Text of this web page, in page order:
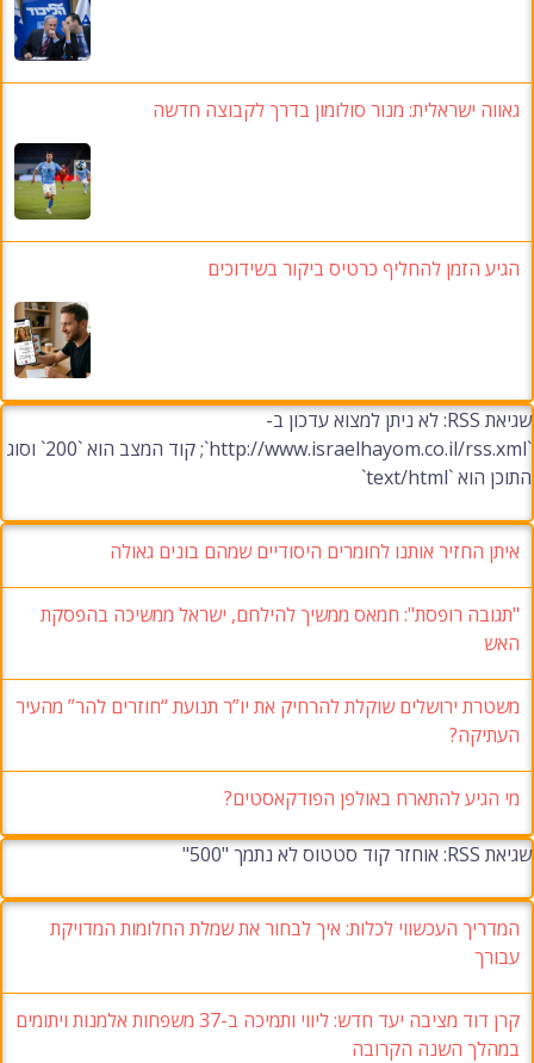
גאווה ישראלית: מנור סולומון בדרך לקבוצה חדשה
הגיע הזמן להחליף כרטיס ביקור בשידוכים
שגיאת RSS: לא ניתן למצוא עדכון ב-
`http://www.israelhayom.co.il/rss.xml`; קוד המצב הוא `200` וסוג
התוכן הוא `text/html`
איתן החזיר אותנו לחומרים היסודיים שמהם בונים גאולה
"תגובה רופסת": חמאס ממשיך להילחם, ישראל ממשיכה בהפסקת
האש
משטרת ירושלים שוקלת להרחיק את יו”ר תנועת “חוזרים להר” מהעיר
העתיקה?
מי הגיע להתארח באולפן הפודקאסטים?
שגיאת RSS: אוחזר קוד סטטוס לא נתמך "500"
המדריך העכשווי לכלות: איך לבחור את שמלת החלומות המדויקת
עבורך
קרן דוד מציבה יעד חדש: ליווי ותמיכה ב-37 משפחות אלמנות ויתומים
במהלך השנה הקרובה